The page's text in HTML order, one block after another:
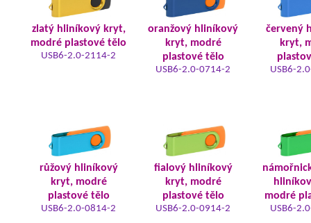
zlatý hliníkový kryt,
modré plastové tělo
USB6-2.0-2114-2
oranžový hliníkový
kryt, modré
plastové tělo
USB6-2.0-0714-2
červený
kryt,
USB6-
růžový hliníkový
kryt, modré
plastové tělo
USB6-2.0-0814-2
fialový hliníkový
kryt, modré
plastové tělo
USB6-2.0-0914-2
modré
USB6-